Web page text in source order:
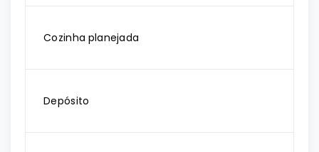
Cozinha planejada
Depósito